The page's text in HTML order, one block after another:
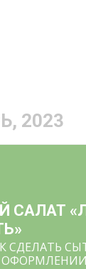
2023
САЛАТ
СДЕЛАТЬ
ОФОРМЛЕНИИ